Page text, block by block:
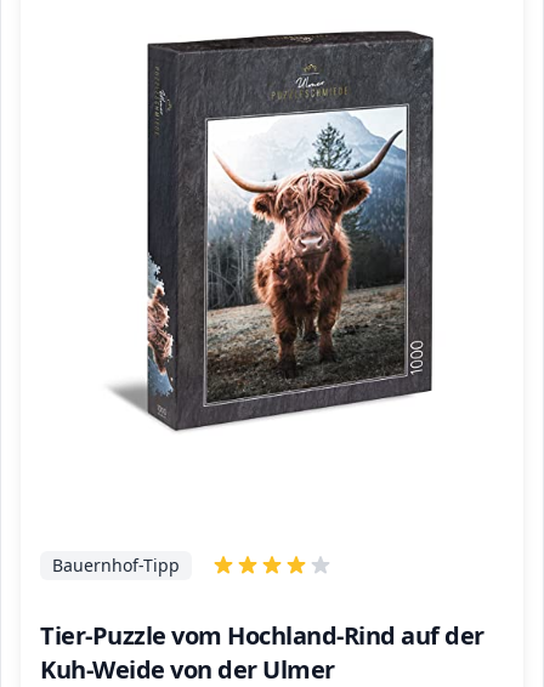
Tier-Puzzle vom Hochland-Rind auf der
Kuh-Weide von der Ulmer
Bauernhof-Tipp